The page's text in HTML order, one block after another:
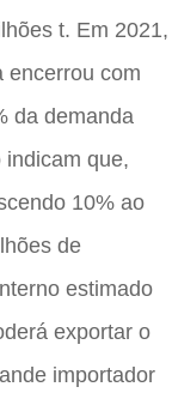
t. Em 2021,
encerrou com
da demanda
indicam que,
10% ao
de
estimado
exportar o
importador